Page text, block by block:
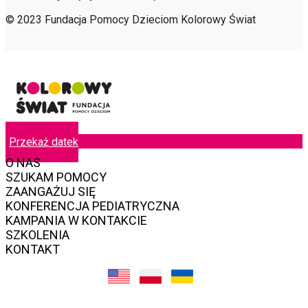
© 2023 Fundacja Pomocy Dzieciom Kolorowy Świat
Przekaż datek
O NAS
SZUKAM POMOCY
ZAANGAŻUJ SIĘ
KONFERENCJA PEDIATRYCZNA
KAMPANIA W KONTAKCIE
SZKOLENIA
KONTAKT